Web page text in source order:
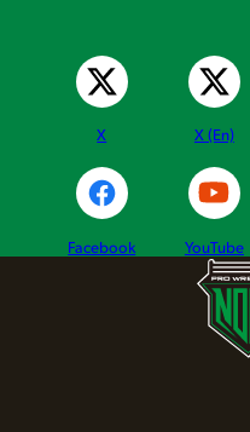
X X (En)
Facebook YouTube